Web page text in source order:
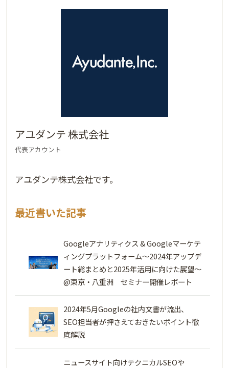
アユダンテ 株式会社
代表アカウント
アユダンテ株式会社です。
最近書いた記事
Googleアナリティクス & Googleマーケテ
ィングプラットフォーム～2024年アップデ
ート総まとめと2025年活用に向けた展望～
@東京・八重洲 セミナー開催レポート
2024年5月Googleの社内文書が流出、
SEO担当者が押さえておきたいポイント徹
底解説
ニュースサイト向けテクニカルSEOや